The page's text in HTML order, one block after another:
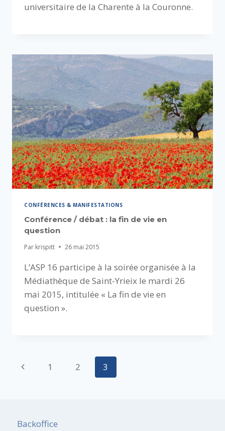
universitaire de la Charente à la Couronne.
CONFÉRENCES & MANIFESTATIONS
Conférence / débat : la fin de vie en
question
Par krispitt 26 mai 2015
L’ASP 16 participe à la soirée organisée à la
Médiathèque de Saint-Yrieix le mardi 26
mai 2015, intitulée « La fin de vie en
question ».
Navigation
Page
1 2 3
Backoffice